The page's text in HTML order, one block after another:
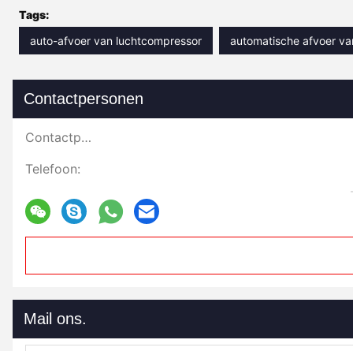
Tags:
auto-afvoer van luchtcompressor
automatische afvoer
Contactpersonen
Contactpersonen:
Telefoon:
Mail ons.